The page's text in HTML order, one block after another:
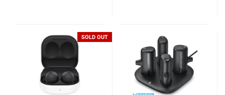
SOLD OUT